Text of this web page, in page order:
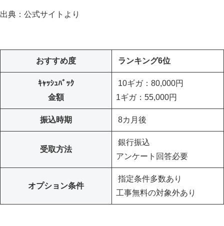
出典：公式サイトより
おすすめ度 ランキング6位
ｷｬｯｼｭﾊﾞｯｸ
金額
10ギガ：80,000円
1ギガ：55,000円
振込時期 8カ月後
受取方法
銀行振込
アンケート回答必要
オプション条件
指定条件多数あり
工事無料の対象外あり